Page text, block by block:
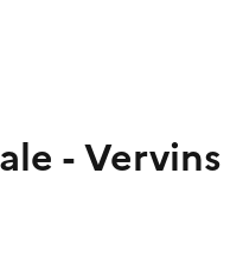
- Vervins